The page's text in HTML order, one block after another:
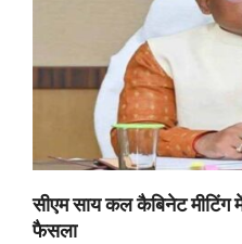
सीएम साय कल कैबिनेट
फैसला